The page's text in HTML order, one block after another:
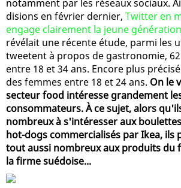
notamment par les réseaux sociaux.
disions en février dernier, Twitter en
engage clairement la jeune génération
révélait une récente étude, parmi les
tweetent à propos de gastronomie,
entre 18 et 34 ans. Encore plus
des femmes entre 18 et 24 ans. On le
secteur food intéresse grandement
consommateurs. À ce sujet, alors
nombreux à s'intéresser aux
hot-dogs commercialisés par Ikea, ils
tout aussi nombreux aux produits du
la firme suédoise...